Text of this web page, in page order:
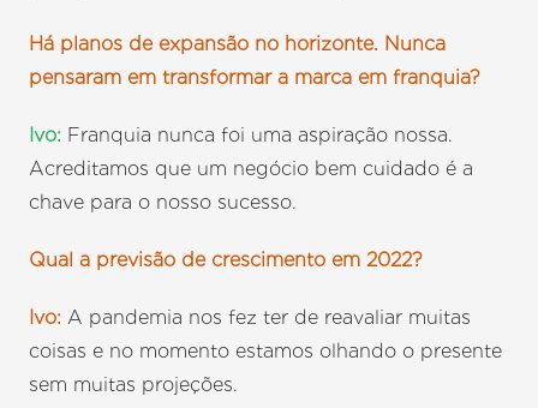
Há planos de expansão no horizonte. Nunca
pensaram em transformar a marca em franquia?
Ivo: Franquia nunca foi uma aspiração nossa.
Acreditamos que um negócio bem cuidado é a
chave para o nosso sucesso.
Qual a previsão de crescimento em 2022?
Ivo: A pandemia nos fez ter de reavaliar muitas
coisas e no momento estamos olhando o presente
sem muitas projeções.